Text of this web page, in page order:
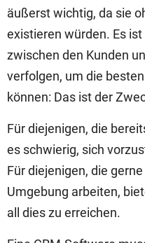
äußerst wichtig, da sie
existieren würden. Es
zwischen den Kunden
verfolgen, um die
können: Das ist der
Für diejenigen, die
es schwierig, sich
Für diejenigen, die
Umgebung arbeiten,
all dies zu erreichen.